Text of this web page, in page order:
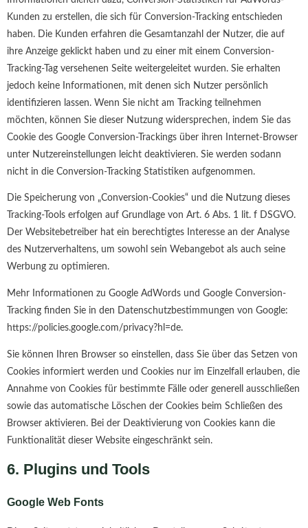
Kunden zu erstellen, die sich für Conversion-Tracking entschieden
haben. Die Kunden erfahren die Gesamtanzahl der Nutzer, die auf
ihre Anzeige geklickt haben und zu einer mit einem Conversion-
Tracking-Tag versehenen Seite weitergeleitet wurden. Sie erhalten
jedoch keine Informationen, mit denen sich Nutzer persönlich
identifizieren lassen. Wenn Sie nicht am Tracking teilnehmen
möchten, können Sie dieser Nutzung widersprechen, indem Sie das
Cookie des Google Conversion-Trackings über ihren Internet-Browser
unter Nutzereinstellungen leicht deaktivieren. Sie werden sodann
nicht in die Conversion-Tracking Statistiken aufgenommen.
Die Speicherung von „Conversion-Cookies“ und die Nutzung dieses
Tracking-Tools erfolgen auf Grundlage von Art. 6 Abs. 1 lit. f DSGVO.
Der Websitebetreiber hat ein berechtigtes Interesse an der Analyse
des Nutzerverhaltens, um sowohl sein Webangebot als auch seine
Werbung zu optimieren.
Mehr Informationen zu Google AdWords und Google Conversion-
Tracking finden Sie in den Datenschutzbestimmungen von Google:
https://policies.google.com/privacy?hl=de.
Sie können Ihren Browser so einstellen, dass Sie über das Setzen von
Cookies informiert werden und Cookies nur im Einzelfall erlauben, die
Annahme von Cookies für bestimmte Fälle oder generell ausschließen
sowie das automatische Löschen der Cookies beim Schließen des
Browser aktivieren. Bei der Deaktivierung von Cookies kann die
Funktionalität dieser Website eingeschränkt sein.
6. Plugins und Tools
Google Web Fonts